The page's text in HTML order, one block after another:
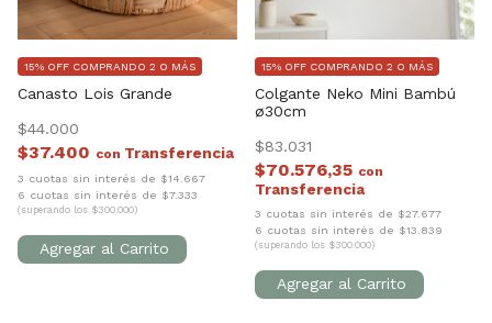
Canasto Lois Grande
$44.000
15% OFF COMPRANDO 2 O MÁS
$37.400 con
3 cuotas sin interés de $14.667
6 cuotas sin interés de $7.333
(superando los $300.000)
Colgante Neko Mini Bambú
ø30cm
$83.031
15% OFF COMPRANDO 2 O MÁS
$70.576,35 con
3 cuotas sin interés de $27.677
6 cuotas sin interés de $13.839
(superando los $300.000)